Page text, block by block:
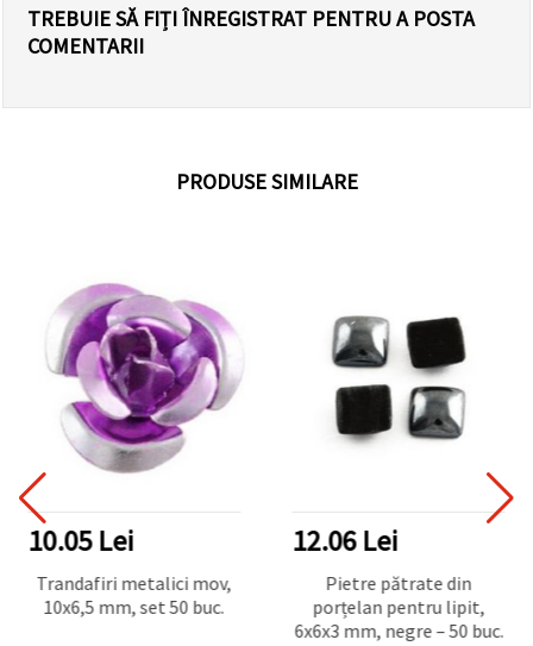
TREBUIE SĂ FIȚI ÎNREGISTRAT PENTRU A POSTA
COMENTARII
PRODUSE SIMILARE
10.05 Lei
Trandafiri metalici mov,
10x6,5 mm, set 50 buc.
12.06 Lei
Pietre pătrate din
porțelan pentru lipit,
6x6x3 mm, negre – 50 buc.